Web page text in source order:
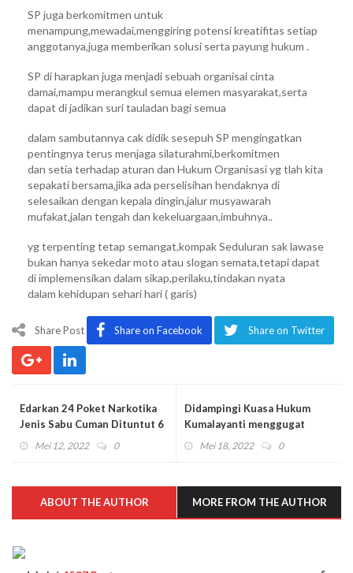
SP juga berkomitmen untuk
menampung,mewadai,menggiring potensi kreatifitas setiap
anggotanya,juga memberikan solusi serta payung hukum .
SP di harapkan juga menjadi sebuah organisai cinta
damai,mampu merangkul semua elemen masyarakat,serta
dapat di jadikan suri tauladan bagi semua
dalam sambutannya cak didik sesepuh SP mengingatkan
pentingnya terus menjaga silaturahmi,berkomitmen
dan setia terhadap aturan dan Hukum Organisasi yg tlah kita
sepakati bersama,jika ada perselisihan hendaknya di
selesaikan dengan kepala dingin,jalur musyawarah
mufakat,jalan tengah dan kekeluargaan,imbuhnya..
yg terpenting tetap semangat,kompak Seduluran sak lawase
bukan hanya sekedar moto atau slogan semata,tetapi dapat
di implemensikan dalam sikap,perilaku,tindakan nyata
dalam kehidupan sehari hari ( garis)
Share Post Share on Facebook Share on Twitter
Edarkan 24 Poket Narkotika
Jenis Sabu Cuman Dituntut 6
Tahun Penjara
Mei 12, 2022 0
Didampingi Kuasa Hukum
Kumalayanti menggugat
Kepala PT. Bank CIMB Niaga
Cabang Malang atas dugaan
Mei 18, 2022 0
ABOUT THE AUTHOR MORE FROM THE AUTHOR